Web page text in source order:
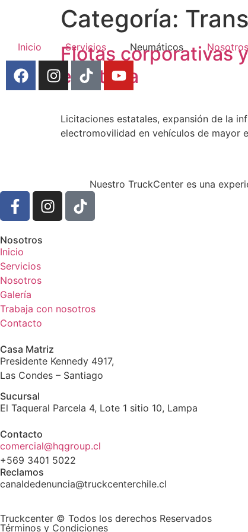
Inicio Servicios Neumáticos Nosotros
Categoría:
Flotas corporativas
eléctrica
Licitaciones estatales, expansión de la
electromovilidad en vehículos de mayor
Nuestro TruckCenter es una
Nosotros
Inicio
Servicios
Nosotros
Galería
Trabaja con nosotros
Contacto
Casa Matriz
Presidente Kennedy 4917,
Las Condes – Santiago
Sucursal
El Taqueral Parcela 4, Lote 1 sitio 10, Lampa
Contacto
comercial@hqgroup.cl
+569 3401 5022
Reclamos
canaldedenuncia@truckcenterchile.cl
Truckcenter © Todos los derechos Reservados
Términos y Condiciones